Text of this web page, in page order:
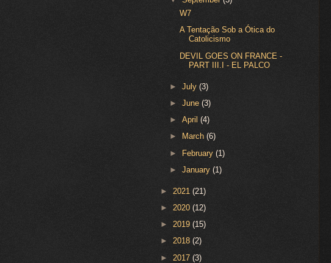
W7
A Tentação Sob a Ótica do
Catolicismo
DEVIL GOES ON FRANCE -
PART III.I - EL PALCO
►July(3)
►June(3)
►April(4)
►
March(6)
► February(1)
►January(1)
► 2021 (21)
► 2020 (12)
► 2019 (15)
► 2018 (2)
► 2017 (3)